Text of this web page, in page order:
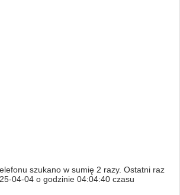
szukano w sumię 2 razy. Ostatni raz
04-04 o godzinie 04:04:40 czasu